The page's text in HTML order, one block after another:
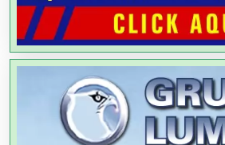
Aluminio
Ambulancias